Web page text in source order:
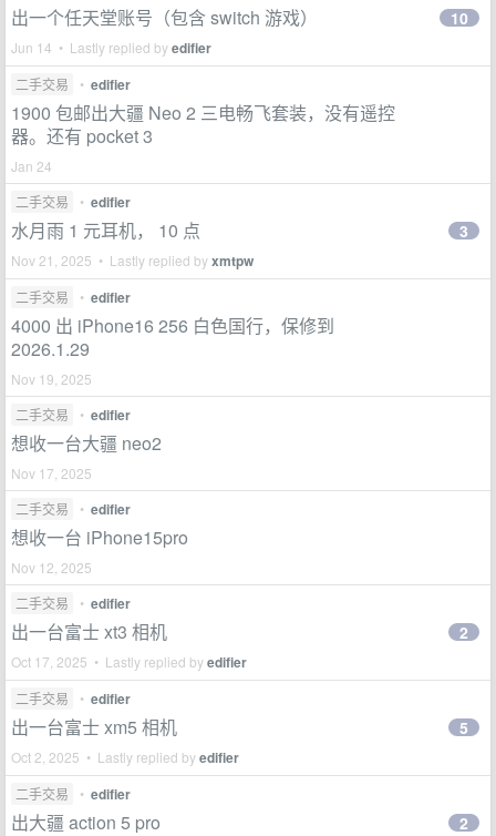
出一个任天堂账号（包含 switch 游戏）
Jun 14 • Lastly replied byedifier
10
二手交易 • edifier
1900 包邮出大疆 Neo 2 三电畅飞套装，没有遥控
器。还有 pocket 3
Jan 24
二手交易
• edifier
水月雨 1 元耳机， 10 点
Nov 21, 2025 • Lastly replied byxmtpw
3
二手交易 • edifier
4000 出 iPhone16 256 白色国行，保修到
2026.1.29
Nov 19, 2025
二手交易
• edifier
想收一台大疆 neo2
Nov 17, 2025
二手交易
• edifier
想收一台 iPhone15pro
Nov 12, 2025
二手交易
• edifier
出一台富士 xt3 相机
Oct 17, 2025 • Lastly replied byedifier
2
二手交易 • edifier
出一台富士 xm5 相机
Oct 2, 2025 • Lastly replied byedifier
5
二手交易 • edifier
出大疆 action 5 pro 2